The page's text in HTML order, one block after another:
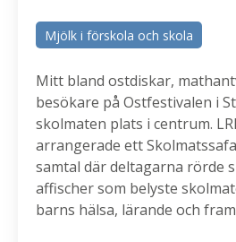
Mjölk i förskola och skola
Mitt bland ostdiskar,
besökare på Ostfestivalen i
skolmaten plats i centrum.
arrangerade ett
samtal där deltagarna rörde
affischer som belyste
barns hälsa, lärande och